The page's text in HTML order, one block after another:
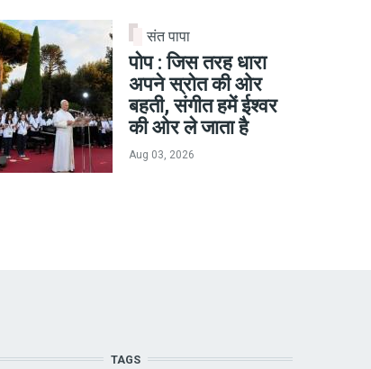
संत पापा
पोप : जिस तरह धारा
अपने स्रोत की ओर
बहती, संगीत हमें ईश्वर
की ओर ले जाता है
Aug 03, 2026
TAGS